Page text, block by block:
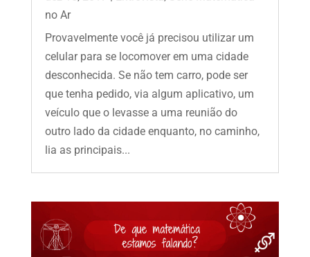
no Ar
Provavelmente você já precisou utilizar um
celular para se locomover em uma cidade
desconhecida. Se não tem carro, pode ser
que tenha pedido, via algum aplicativo, um
veículo que o levasse a uma reunião do
outro lado da cidade enquanto, no caminho,
lia as principais...